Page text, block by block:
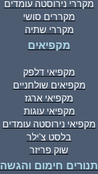
מקררי נירוסטה עומדים
מקררים סושי
מקררי שתיה
מקפיאים
מקפיאי דלפק
מקפיאים שולחניים
מקפיאי ארגז
מקפיאי עוגות
מקפיאי נירוסטה עומדים
בלסט צ'ילר
שוק פריזר
תנורים חימום והגשה